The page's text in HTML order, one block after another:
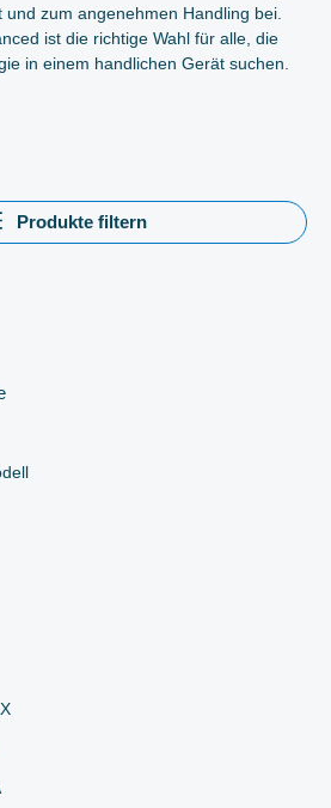
zum angenehmen Handling bei.
ist die richtige Wahl für alle, die
in einem handlichen Gerät suchen.
Produkte filtern